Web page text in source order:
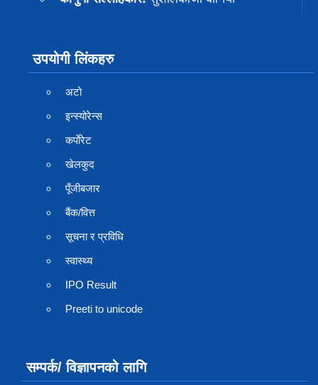
उपयोगी लिंकहरु
अटो
इन्स्योरेन्स
कर्पाेरेट
खेलकुद
पूँजीबजार
बैंक/वित्त
सूचना र प्रविधि
स्वास्थ्य
IPO Result
Preeti to unicode
सम्पर्क/ विज्ञापनको लागि